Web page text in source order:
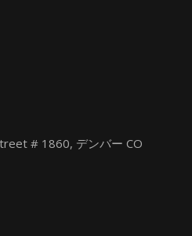
# 1860, デンバー CO